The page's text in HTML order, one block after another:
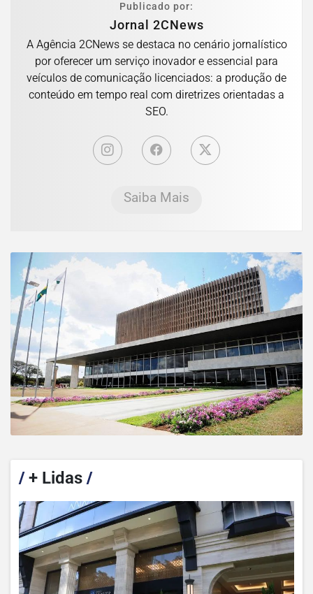
Publicado por:
Jornal 2CNews
A Agência 2CNews se destaca no cenário jornalístico
por oferecer um serviço inovador e essencial para
veículos de comunicação licenciados: a produção de
conteúdo em tempo real com diretrizes orientadas a
SEO.
Saiba Mais
/+ Lidas /